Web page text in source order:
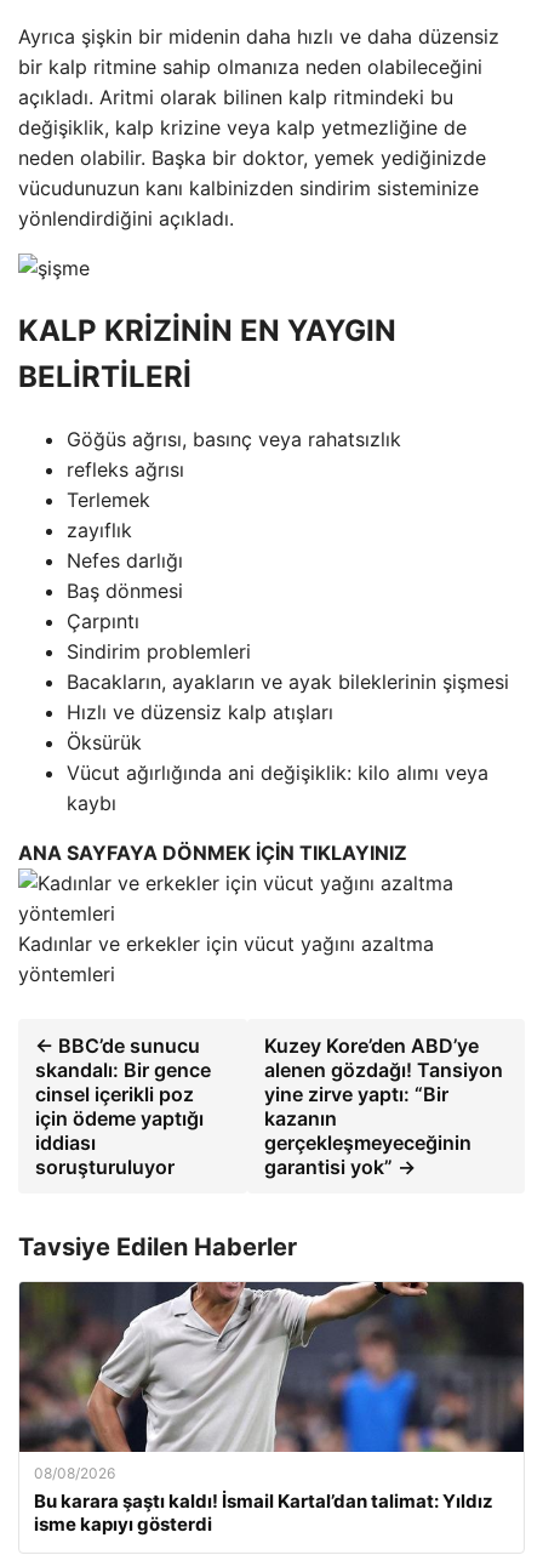
Ayrıca şişkin bir midenin daha hızlı ve daha düzensiz
bir kalp ritmine sahip olmanıza neden olabileceğini
açıkladı. Aritmi olarak bilinen kalp ritmindeki bu
değişiklik, kalp krizine veya kalp yetmezliğine de
neden olabilir. Başka bir doktor, yemek yediğinizde
vücudunuzun kanı kalbinizden sindirim sisteminize
yönlendirdiğini açıkladı.
KALP KRİZİNİN EN YAYGIN
BELİRTİLERİ
Göğüs ağrısı, basınç veya rahatsızlık
refleks ağrısı
Terlemek
zayıflık
Nefes darlığı
Baş dönmesi
Çarpıntı
Sindirim problemleri
Bacakların, ayakların ve ayak bileklerinin şişmesi
Hızlı ve düzensiz kalp atışları
Öksürük
Vücut ağırlığında ani değişiklik: kilo alımı veya
kaybı
ANA SAYFAYA DÖNMEK İÇİN TIKLAYINIZ
Kadınlar ve erkekler için vücut yağını azaltma
yöntemleri
← BBC’de sunucu
skandalı: Bir gence
cinsel içerikli poz
için ödeme yaptığı
iddiası
soruşturuluyor
Kuzey Kore’den ABD’ye
alenen gözdağı! Tansiyon
yine zirve yaptı: “Bir
kazanın
gerçekleşmeyeceğinin
garantisi yok” →
Tavsiye Edilen Haberler
08/08/2026
Bu karara şaştı kaldı! İsmail Kartal’dan talimat: Yıldız
isme kapıyı gösterdi